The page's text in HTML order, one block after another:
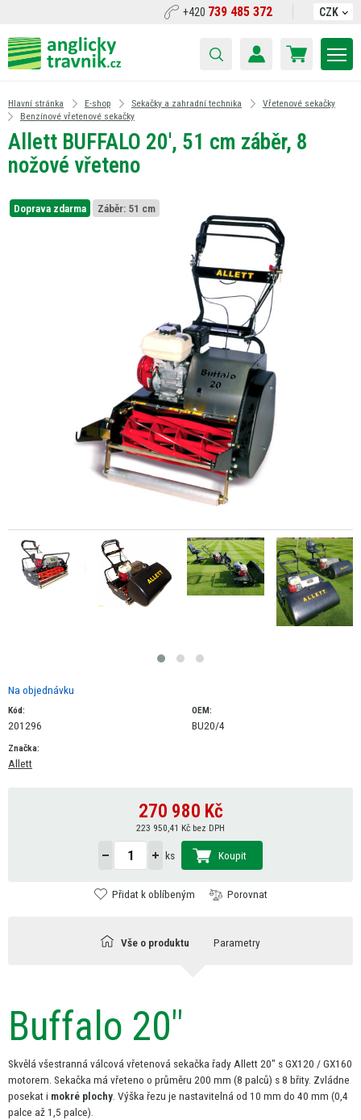
+420 739 485 372 CZK
Hlavní stránka E-shop Sekačky a zahradní technika
Vřetenové sekačky
Benzínové vřetenové sekačky
Allett BUFFALO 20', 51 cm záběr, 8
nožové vřeteno
Doprava zdarma Záběr: 51 cm
Na objednávku
Kód:
201296
OEM:
BU20/4
Značka:
Allett
270 980 Kč
223 950,41 Kč bez DPH
ks Koupit
Přidat k oblíbeným Porovnat
Vše o produktu Parametry
Buffalo 20"
Skvělá všestranná válcová vřetenová sekačka řady Allett 20" sGX120 / GX160
motorem. Sekačka má vřeteno o průměru 200 mm (8 palců) s8 břity. Zvládne
posekat i mokré plochy . Výška řezu je nastavitelná od 10 mm do 40 mm (0,4
palce až1,5 palce).